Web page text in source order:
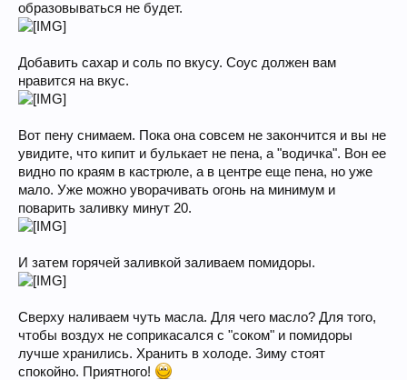
образовываться не будет.
Добавить сахар и соль по вкусу. Соус должен вам
нравится на вкус.
Вот пену снимаем. Пока она совсем не закончится и вы не
увидите, что кипит и булькает не пена, а "водичка". Вон ее
видно по краям в кастрюле, а в центре еще пена, но уже
мало. Уже можно уворачивать огонь на минимум и
поварить заливку минут 20.
И затем горячей заливкой заливаем помидоры.
Сверху наливаем чуть масла. Для чего масло? Для того,
чтобы воздух не соприкасался с "соком" и помидоры
лучше хранились. Хранить в холоде. Зиму стоят
спокойно. Приятного!